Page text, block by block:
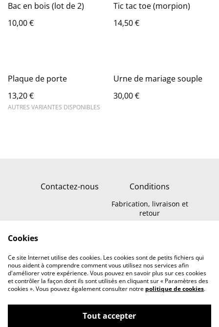
Bac en bois (lot de 2)
10,00 €
Tic tac toe (morpion)
14,50 €
Plaque de porte
13,20 €
AUTRES VARIANTES DISPONIBLES
Urne de mariage souple
30,00 €
Contactez-nous Conditions
Fabrication, livraison et
retour
retirer votre
commande à l'Atelier
Cookies
Ce site Internet utilise des cookies. Les cookies sont de petits fichiers qui
nous aident à comprendre comment vous utilisez nos services afin
d'améliorer votre expérience. Vous pouvez en savoir plus sur ces cookies
et contrôler la façon dont ils sont utilisés en cliquant sur « Paramètres des
cookies ». Vous pouvez également consulter notre politique de cookies.
Tout accepter